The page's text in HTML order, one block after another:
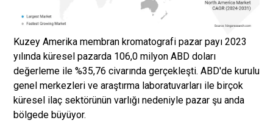
Kuzey Amerika membran kromatografi pazar payı 2023
yılında küresel pazarda 106,0 milyon ABD doları
değerleme ile %35,76 civarında gerçekleşti. ABD'de kurulu
genel merkezleri ve araştırma laboratuvarları ile birçok
küresel ilaç sektörünün varlığı nedeniyle pazar şu anda
bölgede büyüyor.